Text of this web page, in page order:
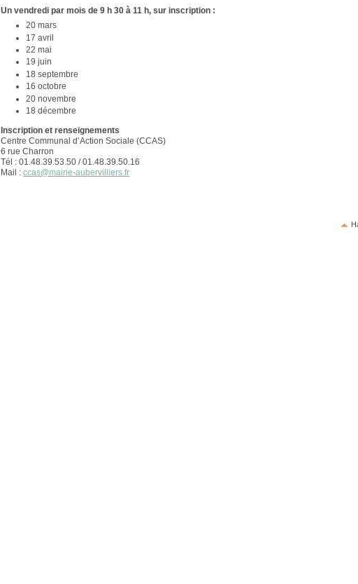
Un vendredi par mois de 9 h 30 à 11 h, sur inscription :
20 mars
17 avril
22 mai
19 juin
18 septembre
16 octobre
20 novembre
18 décembre
Inscription et renseignements
Centre Communal d’Action Sociale (CCAS)
6 rue Charron
Tél : 01.48.39.53.50 / 01.48.39.50.16
Mail :ccas@mairie-aubervilliers.fr